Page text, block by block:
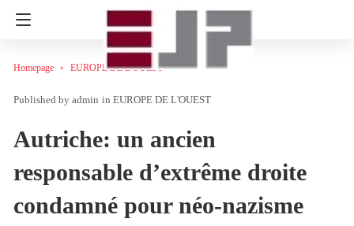
Homepage EUROPE DE L'OUEST
admin in EUROPE DE L'OUEST
Autriche: un ancien
responsable d’extrême droite
condamné pour néo-nazisme